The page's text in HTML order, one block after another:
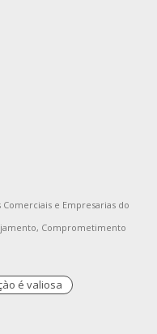
Comerciais e Empresarias do
Comprometimento
é valiosa